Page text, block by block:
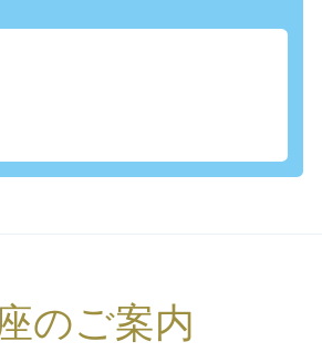
のご案内